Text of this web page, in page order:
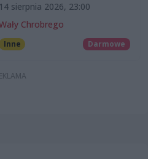
14 sierpnia 2026, 23:00
Chrobrego
Inne Darmowe